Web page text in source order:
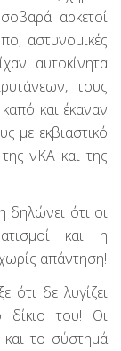
αρκετοί
αστυνομικές
αυτοκίνητα
τους
και έκαναν
με εκβιαστικό
νΚΑ και της
δηλώνει ότι οι
και η
απάντηση!
ότι δε λυγίζει
δίκιο του! Οι
και το σύστημά